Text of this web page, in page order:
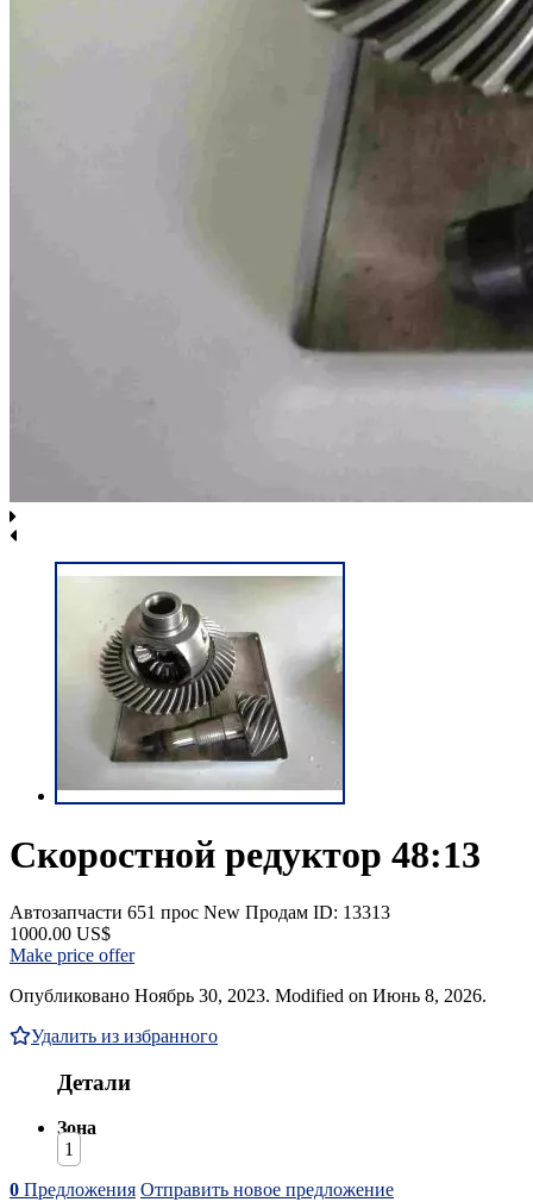
Скоростной редуктор 48:13
Автозапчасти 651 прос New Продам ID: 13313
1000.00 US$
Make price offer
Опубликовано Ноябрь 30, 2023. Modified on Июнь 8, 2026.
Удалить из избранного
Детали
Зона
1
0 Предложения Отправить новое предложение